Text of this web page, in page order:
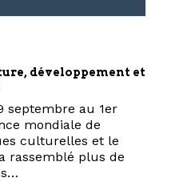
développement et
septembre au 1er
mondiale de
culturelles et le
rassemblé plus de